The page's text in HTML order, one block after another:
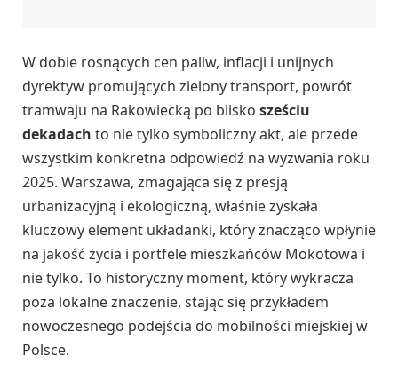
W dobie rosnących cen paliw, inflacji i unijnych
dyrektyw promujących zielony transport, powrót
tramwaju na Rakowiecką po blisko sześciu
dekadach to nie tylko symboliczny akt, ale przede
wszystkim konkretna odpowiedź na wyzwania roku
2025. Warszawa, zmagająca się z presją
urbanizacyjną i ekologiczną, właśnie zyskała
kluczowy element układanki, który znacząco wpłynie
na jakość życia i portfele mieszkańców Mokotowa i
nie tylko. To historyczny moment, który wykracza
poza lokalne znaczenie, stając się przykładem
nowoczesnego podejścia do mobilności miejskiej w
Polsce.